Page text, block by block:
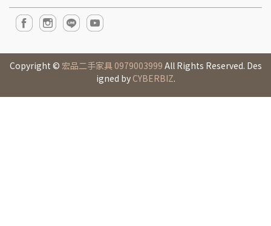
Copyright © 宏品二手家具 0979003999 All Rights Reserved. Des
igned by CYBERBIZ.